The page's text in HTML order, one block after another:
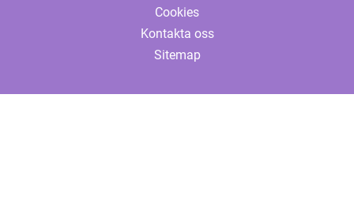
Cookies
Kontakta oss
Sitemap